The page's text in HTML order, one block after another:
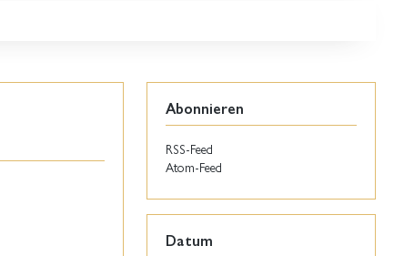
Abonnieren
RSS-Feed
Atom-Feed
Datum